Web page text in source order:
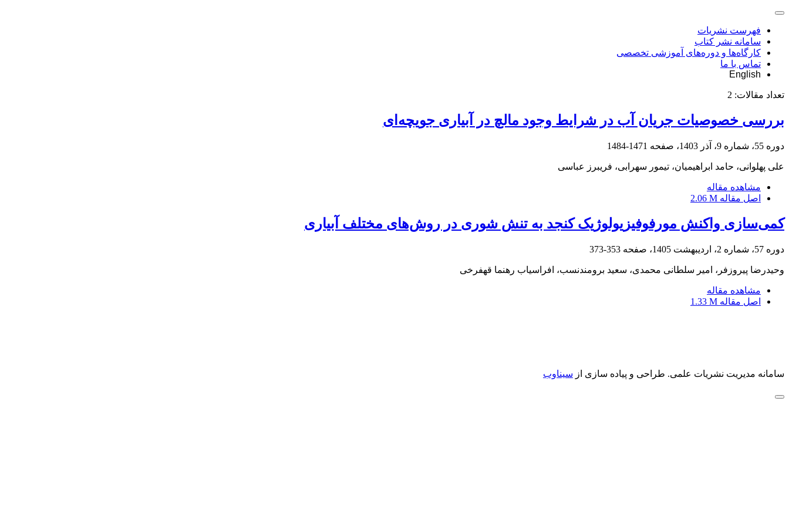
فهرست نشریات
سامانه نشر کتاب
کارگاه‌ها و دوره‌های آموزشی تخصصی
تماس با ما
English
تعداد مقالات: 2
بررسی خصوصیات جریان آب در شرایط وجود مالچ در آبیاری جویچه‌ای
دوره 55، شماره 9، آذر 1403، صفحه 1471-1484
علی پهلوانی، حامد ابراهیمیان، تیمور سهرابی، فریبرز عباسی
مشاهده مقاله
اصل مقاله 2.06 M
کمی‌سازی واکنش مورفوفیزیولوژیک کنجد به تنش شوری در روش‌های مختلف آبیاری
دوره 57، شماره 2، اردیبهشت 1405، صفحه 353-373
وحیدرضا پیروزفر، امیر سلطانی محمدی، سعید برومندنسب، افراسیاب رهنما قهفرخی
مشاهده مقاله
اصل مقاله 1.33 M
سامانه مدیریت نشریات علمی. طراحی و پیاده سازی از سیناوب